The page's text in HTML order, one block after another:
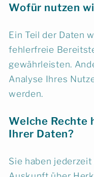
Wofür nutzen
Ein Teil der Daten
fehlerfreie
gewährleisten.
Analyse Ihres
werden.
Welche Rechte
Ihrer Daten?
Sie haben